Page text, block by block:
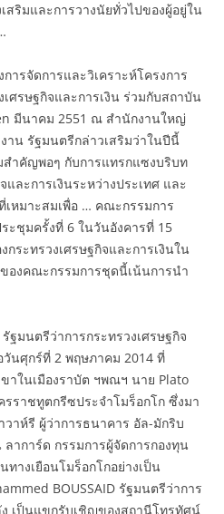
ริมและการวางนัยทั่วไปของผู้อยู่ใน
ารจัดการและวิเคราะห์โครงการ
ศรษฐกิจและการเงิน ร่วมกับสถาบัน
มีนาคม 2551 ณ สำนักงานใหญ่
าน รัฐมนตรีกล่าวเสริมว่าในปีนี้
สำคัญพอๆ กับการแทรกแซงบริบท
และการเงินระหว่างประเทศ และ
หมาะสมเพื่อ … คณะกรรมการ
ะชุมครั้งที่ 6 ในวันอังคารที่ 15
ระทรวงเศรษฐกิจและการเงินใน
องคณะกรรมการชุดนี้เน้นการนำ
มนตรีว่าการกระทรวงเศรษฐกิจ
นศุกร์ที่ 2 พฤษภาคม 2014 ที่
าในเมืองราบัต ฯพณฯ นาย Plato
รราชทูตกรีซประจำโมร็อกโก ซึ่งมา
าห์รี ผู้ว่าการธนาคาร อัล-มักริบ
าการ์ด กรรมการผู้จัดการกองทุน
ทางเยือนโมร็อกโกอย่างเป็น
BOUSSAID รัฐมนตรีว่าการ
ง เป็นแขกรับเชิญของสถานีโทรทัศน์